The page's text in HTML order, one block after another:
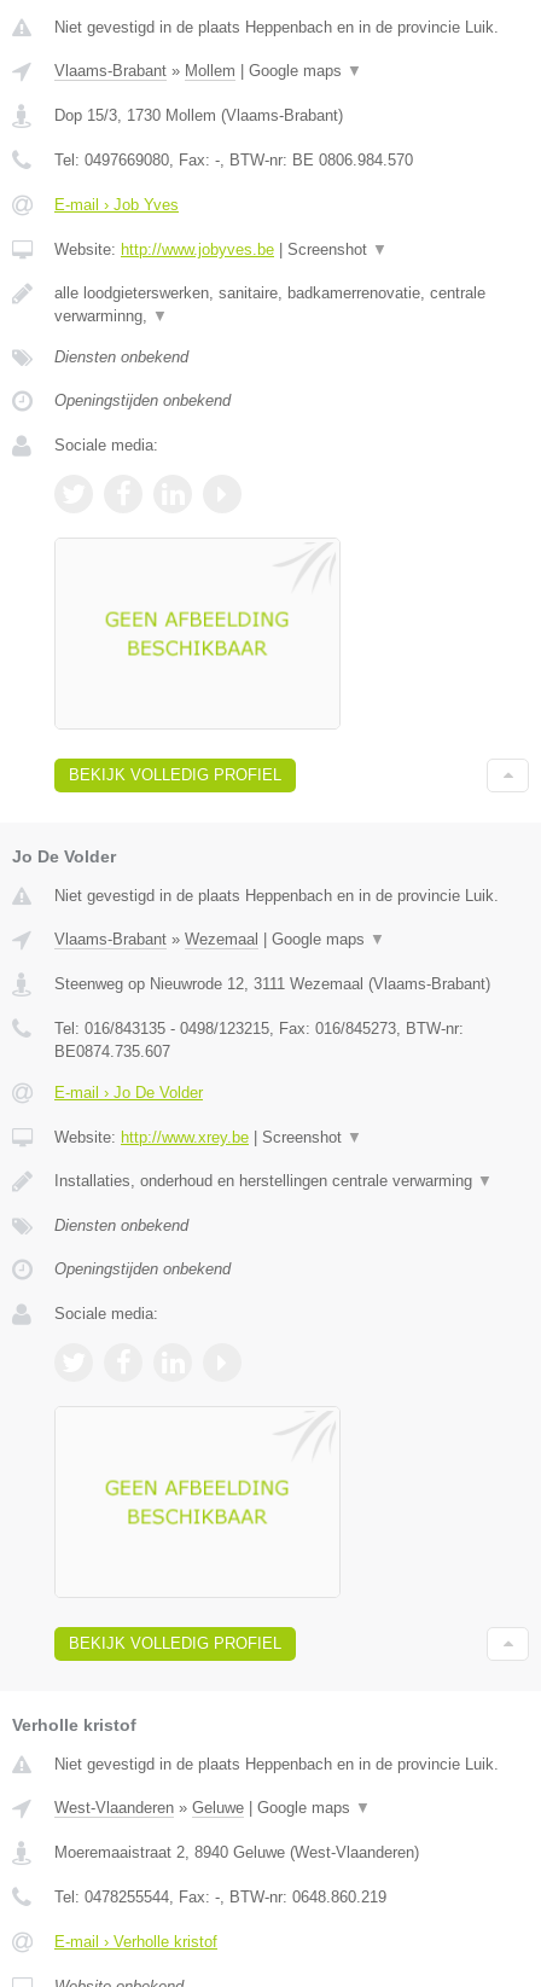
Niet gevestigd in de plaats Heppenbach en in de provincie Luik.
Vlaams-Brabant » Mollem Google maps ▼
Dop 15/3, 1730 Mollem (Vlaams-Brabant)
Tel: 0497669080, Fax: -, BTW-nr: BE 0806.984.570
E-mail › Job Yves
Website: http://www.jobyves.be Screenshot ▼
alle loodgieterswerken, sanitaire, badkamerrenovatie, centrale
verwarminng, ▼
Diensten onbekend
Openingstijden onbekend
Sociale media:
BEKIJK VOLLEDIG PROFIEL
Jo De Volder
Niet gevestigd in de plaats Heppenbach en in de provincie Luik.
Vlaams-Brabant » Wezemaal Google maps ▼
Steenweg op Nieuwrode 12, 3111 Wezemaal (Vlaams-Brabant)
Tel: 016/843135 - 0498/123215, Fax: 016/845273, BTW-nr:
BE0874.735.607
E-mail › Jo De Volder
Website: http://www.xrey.be Screenshot ▼
Installaties, onderhoud en herstellingen centrale verwarming ▼
Diensten onbekend
Openingstijden onbekend
Sociale media:
BEKIJK VOLLEDIG PROFIEL
Verholle kristof
Niet gevestigd in de plaats Heppenbach en in de provincie Luik.
West-Vlaanderen » Geluwe Google maps ▼
Moeremaaistraat 2 8940 Geluwe (West-Vlaanderen)
Tel: 0478255544 , Fax: - , BTW-nr: 0648.860.219
E-mail › Verholle kristof